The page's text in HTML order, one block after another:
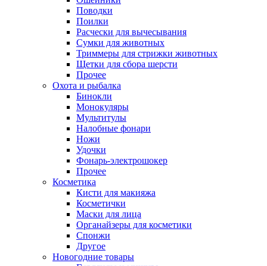
Поводки
Поилки
Расчески для вычесывания
Сумки для животных
Триммеры для стрижки животных
Щетки для сбора шерсти
Прочее
Охота и рыбалка
Бинокли
Монокуляры
Мультитулы
Налобные фонари
Ножи
Удочки
Фонарь-электрошокер
Прочее
Косметика
Кисти для макияжа
Косметички
Маски для лица
Органайзеры для косметики
Спонжи
Другое
Новогодние товары